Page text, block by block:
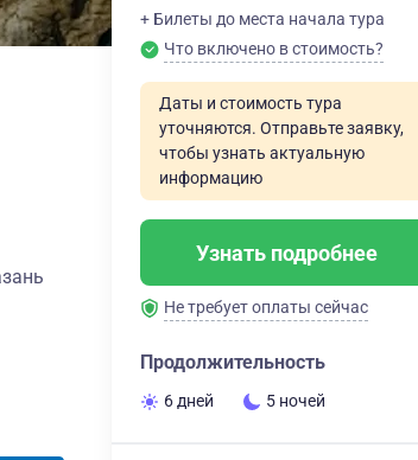
+ Билеты до места начала тура
Что включено в стоимость?
Даты и стоимость тура
уточняются. Отправьте заявку,
чтобы узнать актуальную
информацию
Узнать подробнее
Не требует оплаты сейчас
Продолжительность
6 дней 5 ночей